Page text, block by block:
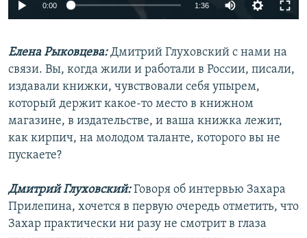
Auto 240p 360p 480p
720p 1080p
0:00 1:36
360p
480p
1080p
Елена Рыковцева:Дмитрий Глуховский с нами на
связи. Вы, когда жили и работали в России, писали,
издавали книжки, чувствовали себя упырем,
который держит какое-то место в книжном
магазине, в издательстве, и ваша книжка лежит,
как кирпич, на молодом таланте, которого вы не
пускаете?
Дмитрий Глуховский:Говоря об интервью Захара
Прилепина, хочется в первую очередь отметить, что
Захар практически ни разу не смотрит в глаза